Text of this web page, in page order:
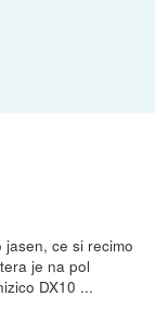
ce si recimo
je na pol
DX10 ...